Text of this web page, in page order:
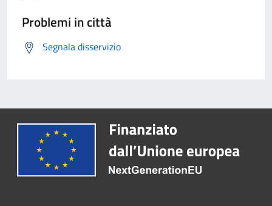
Problemi in città
Segnala disservizio